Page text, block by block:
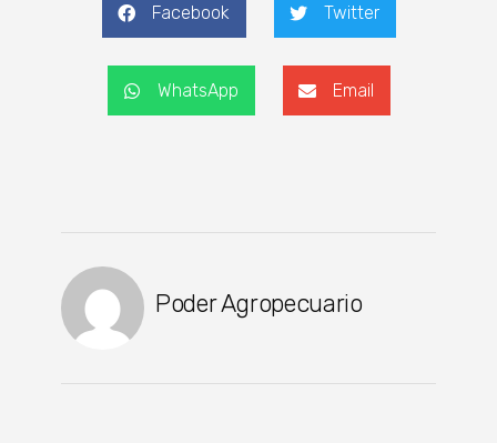
Facebook Twitter
WhatsApp Email
Poder Agropecuario